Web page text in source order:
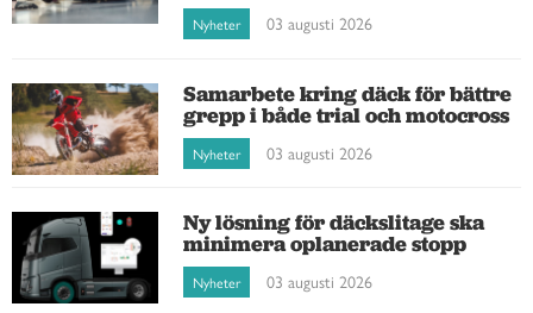
Nyheter 03 augusti 2026
Samarbete kring däck för bättre
grepp i både trial och motocross
Nyheter 03 augusti 2026
Ny lösning för däckslitage ska
minimera oplanerade stopp
Nyheter 03 augusti 2026